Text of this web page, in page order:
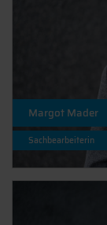
Margot Mader
Sachbearbeiterin